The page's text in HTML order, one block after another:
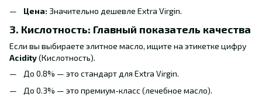
Цена: Значительно дешевле Extra Virgin.
3. Кислотность: Главный показатель качества
Если вы выбираете элитное масло, ищите на этикетке цифру
Acidity(Кислотность).
До 0.8% — это стандарт для Extra Virgin.
До 0.3% — это премиум-класс (лечебное масло).